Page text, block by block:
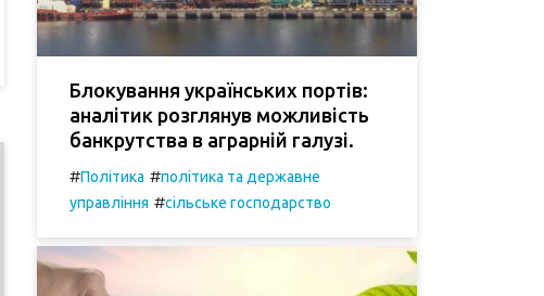
Блокування українських портів:
аналітик розглянув можливість
банкрутства в аграрній галузі.
#Політика #політика та державне
управління #сільське господарство